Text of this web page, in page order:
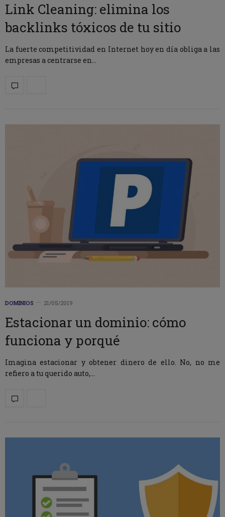
Link Cleaning: elimina los
backlinks tóxicos de tu sitio
La fuerte competitividad en Internet hoy en día obliga a las
empresas a centrarse en…
DOMINIOS 21/05/2019
Estacionar un dominio: cómo
funciona y porqué
Imagina estacionar y obtener dinero de ello. No, no me
refiero a tu querido auto,…